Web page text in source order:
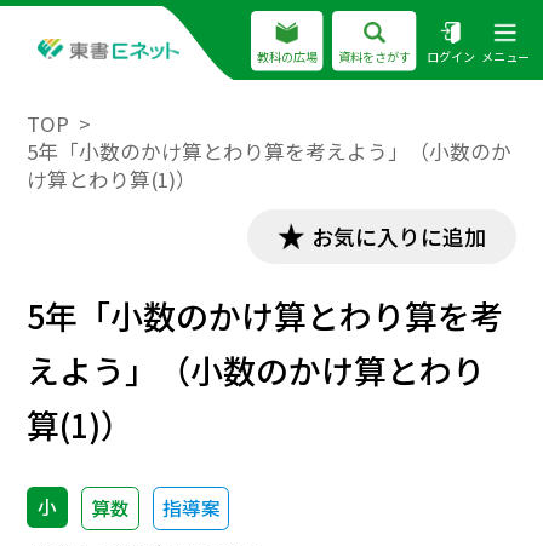
教科の広場 資料をさがす ログイン メニュー
TOP
5年「小数のかけ算とわり算を考えよう」（小数のか
け算とわり算(1)）
お気に入りに追加
5年「小数のかけ算とわり算を考
えよう」（小数のかけ算とわり
算(1)）
小 算数 指導案